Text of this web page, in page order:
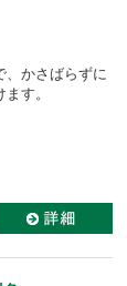
、かさばらずに
す。